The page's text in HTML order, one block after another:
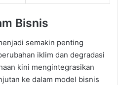
Bisnis
semakin penting
iklim dan degradasi
kini mengintegrasikan
ke dalam model bisnis